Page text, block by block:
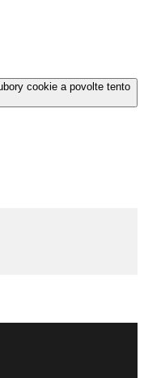
cookie a povolte tento